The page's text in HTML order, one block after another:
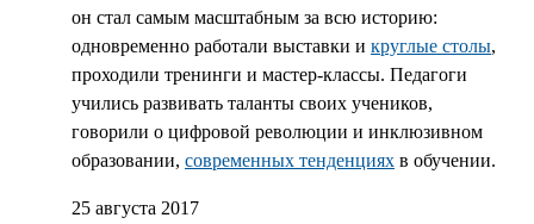
он стал самым масштабным за всю историю:
одновременно работали выставки и круглые столы,
проходили тренинги и мастер-классы. Педагоги
учились развивать таланты своих учеников,
говорили о цифровой революции и инклюзивном
образовании, современных тенденциях в обучении.
25 августа 2017